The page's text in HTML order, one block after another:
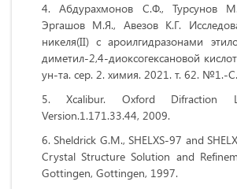
Абдурахмонов С.Ф., Турсунов
Эргашов М.Я., Авезов К.Г.
никеля(II) с ароилгидразонами
диметил-2,4-диоксогексановой
ун-та. сер. 2. химия. 2021. т. 62. №1.-
Xcalibur. Oxford Difraction
Version.1.171.33.44, 2009.
Sheldrick G.M., SHELXS-97 and
Crystal Structure Solution and
Gottingen, Gottingen, 1997.